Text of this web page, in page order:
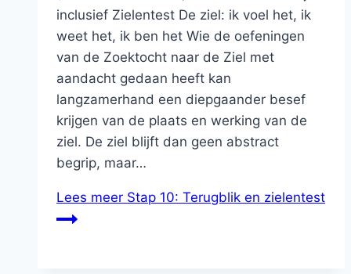
inclusief Zielentest De ziel: ik voel het, ik
weet het, ik ben het Wie de oefeningen
van de Zoektocht naar de Ziel met
aandacht gedaan heeft kan
langzamerhand een diepgaander besef
krijgen van de plaats en werking van de
ziel. De ziel blijft dan geen abstract
begrip, maar…
Lees meer Stap 10: Terugblik en zielentest